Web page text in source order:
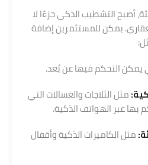
أصبح التشطيب الذكي جزءًا لا
يمكن للمستثمرين إضافة
يمكن التحكم فيها عن بُعد.
مثل الثلاجات والغسالات التي
عبر الهواتف الذكية.
مثل الكاميرات الذكية وأقفال